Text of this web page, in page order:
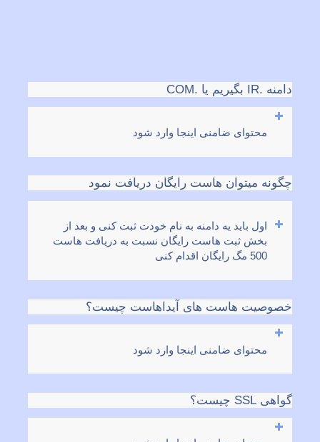
دامنه .IR بگیریم یا .COM
محتوای ضامنی اینجا وارد شود
چگونه میتوان هاست رایگان دریافت نمود
اول باید یه دامنه به نام خودت ثبت کنی و بعد از
بخش ثبت هاست رایگان نسبت به دریافت هاست
500 مگ رایگان اقدام کنی
خصوصیت هاست های آیداهاست چیست؟
محتوای ضامنی اینجا وارد شود
گواهی SSL چیست؟